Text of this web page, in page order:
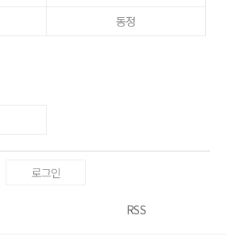
동정
로그인
RSS